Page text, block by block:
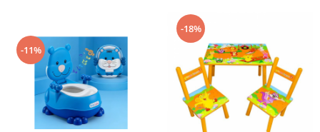
-11%
-18%